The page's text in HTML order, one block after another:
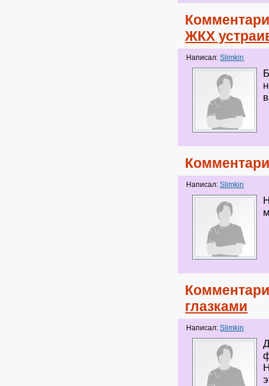
ЖКХ
Написал:Slimkin
Написал:Slimkin
глазками
Написал:Slimkin